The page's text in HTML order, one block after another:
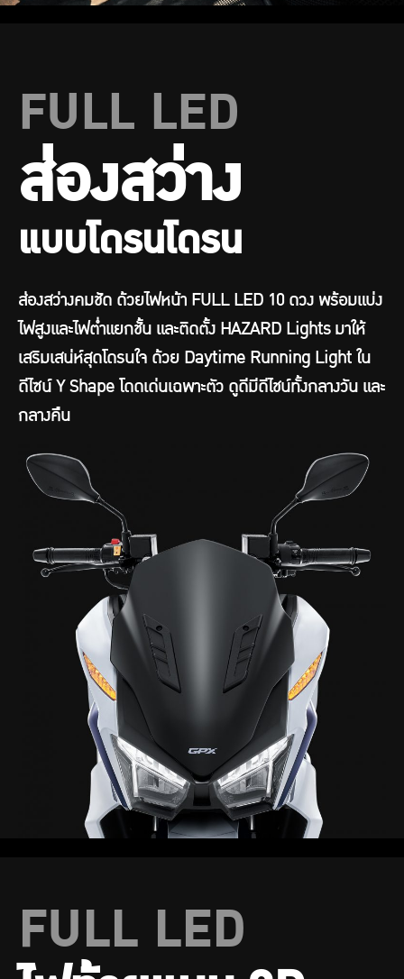
FULL LED
ส่องสว่าง
แบบโดรนโดรน
ส่องสว่างคมชัด ด้วยไฟหน้า FULL LED 10 ดวง พร้อมแบ่ง
ไฟสูงและไฟตํ่าแยกชั้น และติดตั้ง HAZARD Lights มาให้
เสริมเสน่ห์สุดโดรนใจ ด้วย Daytime Running Light ใน
ดีไซน์ Y Shape โดดเด่นเฉพาะตัว ดูดีมีดีไชน์ทั้งกลางวัน และ
กลางคืน
FULL LED